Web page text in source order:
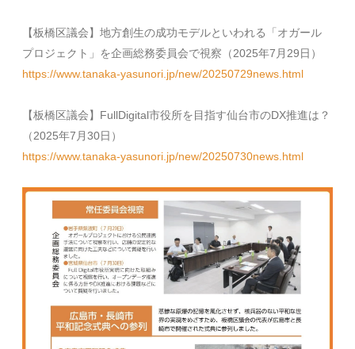
【板橋区議会】地方創生の成功モデルといわれる「オガール
プロジェクト」を企画総務委員会で視察（2025年7月29日）
https://www.tanaka-yasunori.jp/new/20250729news.html
【板橋区議会】FullDigital市役所を目指す仙台市のDX推進は？
（2025年7月30日）
https://www.tanaka-yasunori.jp/new/20250730news.html